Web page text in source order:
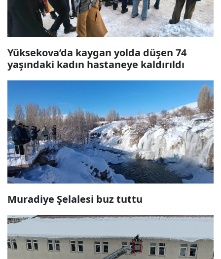
Yüksekova’da kaygan yolda düşen 74
yaşındaki kadın hastaneye kaldırıldı
Muradiye Şelalesi buz tuttu